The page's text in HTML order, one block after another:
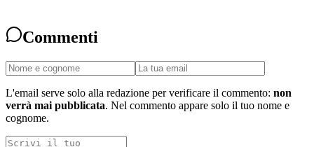
Commenti
L'email serve solo alla redazione per verificare il commento: non
verrà mai pubblicata. Nel commento appare solo il tuo nome e
cognome.